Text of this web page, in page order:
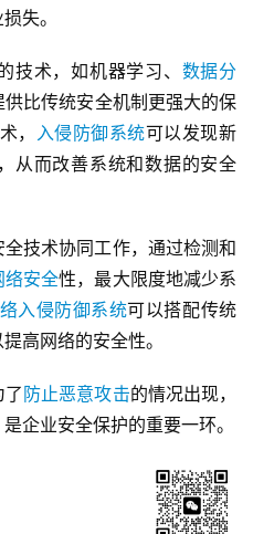
失。
技术，如机器学习、 数据分
供比传统安全机制更强大的保
， 入侵防御系统可以发现新
从而改善系统和数据的安全
技术协同工作，通过检测和
络安全性，最大限度地减少系
入侵防御系统可以搭配传统
高网络的安全性。
防止恶意攻击的情况出现，
是企业安全保护的重要一环。